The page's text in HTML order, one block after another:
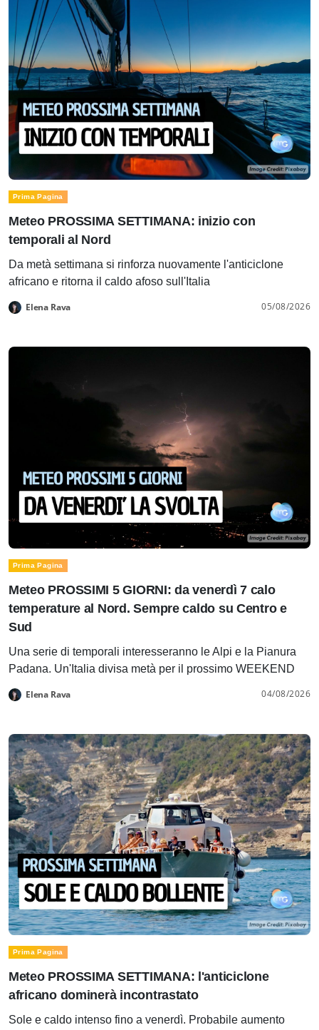
Prima Pagina
Meteo PROSSIMA SETTIMANA: inizio con
temporali al Nord
Da metà settimana si rinforza nuovamente l'anticiclone
africano e ritorna il caldo afoso sull'Italia
Elena Rava 05/08/2026
Prima Pagina
Meteo PROSSIMI 5 GIORNI: da venerdì 7 calo
temperature al Nord. Sempre caldo su Centro e
Sud
Una serie di temporali interesseranno le Alpi e la Pianura
Padana. Un'Italia divisa metà per il prossimo WEEKEND
Elena Rava 04/08/2026
Prima Pagina
Meteo PROSSIMA SETTIMANA: l'anticiclone
africano dominerà incontrastato
Sole e caldo intenso fino a venerdì. Probabile aumento